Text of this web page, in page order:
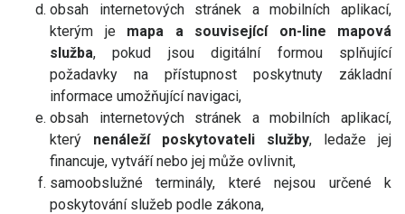
obsah internetových stránek a mobilních aplikací,
kterým je mapa a související on-line mapová
služba, pokud jsou digitální formou splňující
požadavky na přístupnost poskytnuty základní
informace umožňující navigaci,
obsah internetových stránek a mobilních aplikací,
který nenáleží poskytovateli služby, ledaže jej
financuje, vytváří nebo jej může ovlivnit,
samoobslužné terminály, které nejsou určené k
poskytování služeb podle zákona,